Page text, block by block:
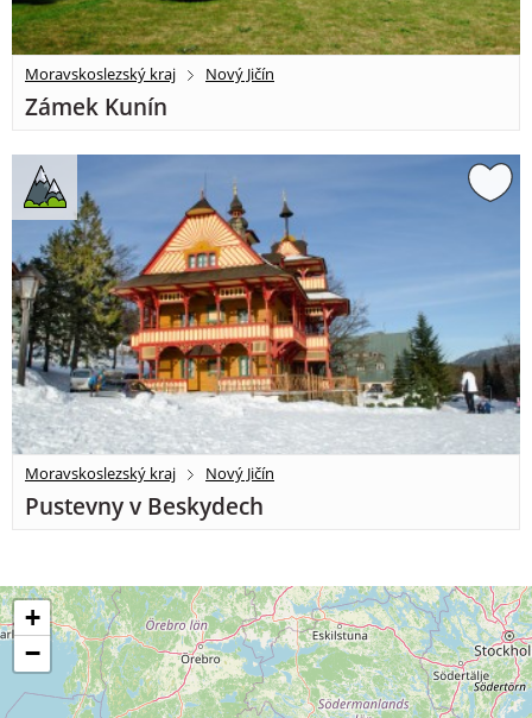
Moravskoslezský kraj Nový Jičín
Zámek Kunín
Moravskoslezský kraj Nový Jičín
Pustevny v Beskydech
+
−